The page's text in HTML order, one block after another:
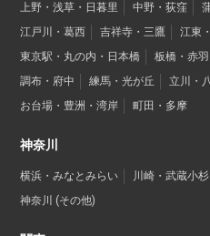
上野・浅草・日暮里
中野・荻窪
江戸川・葛西
吉祥寺・三鷹 江東
東京駅・丸の内・日本橋
板橋・赤羽
調布・府中
練馬・光が丘 立川・
お台場・豊洲・湾岸
町田・多摩
神奈川
横浜・みなとみらい 川崎・武蔵小杉
神奈川 (その他)